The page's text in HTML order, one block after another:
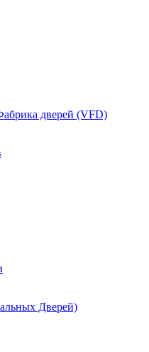
дверей (VFD)
Дверей)